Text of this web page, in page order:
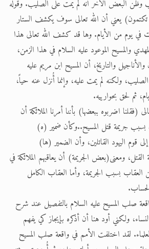
وظن البعض الآخر أنه لم يمت على الصليب. وقوله
تكتمون) يعني أن الله تعالى سوف يكشف الستار
يوم من الأيام. وها قد كشف الله تعالى هذا
والمسيح الموعود عليه السلام في هذا الزمن،
والأناجيل والتاريخ، أن المسيح ابن مريم عليه
ولكنه لم يمت عليه، وإنما أُنزل عنه حياً،
ثم لحق بحوارييه.
(فقلنا اضربوه ببعضها) بأننا أمرنا الملائكة أن
بسبب جريمة قتل المسيح..وكأن ضمير (ه)
اليهود القاتلين، وأن الضمير (ها)
ومعنى(بعض الجريمة) أن يعاقبهم الملائكة في
بسبب الجريمة، وأما العقاب الكامل
صلب المسيح عليه السلام بالتفصيل عند شرح
من سورة النساء، ولكني أود هنا أن أذكره بإيجاز كي يفهم
لقد اختلفت الأمم في واقعة صلب المسيح